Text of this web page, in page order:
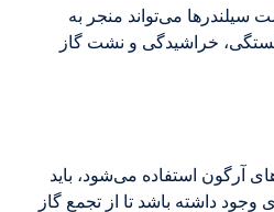
سیلندرها می‌تواند منجر به
خراشیدگی و نشت گاز
آرگون استفاده می‌شود، باید
داشته باشد تا از تجمع گاز